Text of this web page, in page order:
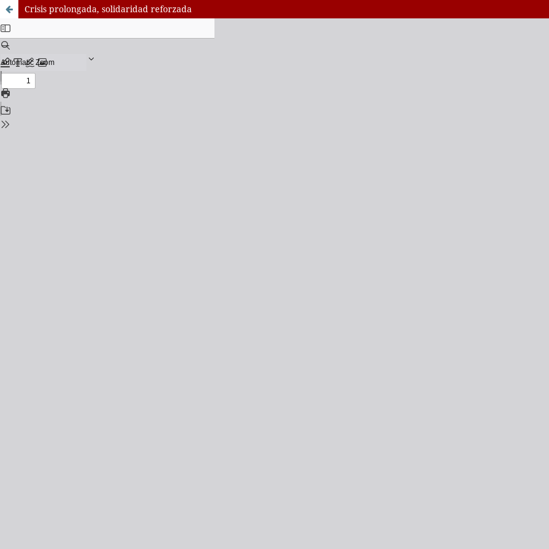
Crisis prolongada, solidaridad reforzada